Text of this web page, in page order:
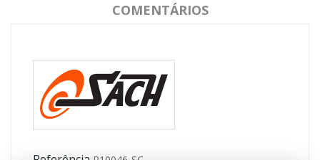
COMENTÁRIOS